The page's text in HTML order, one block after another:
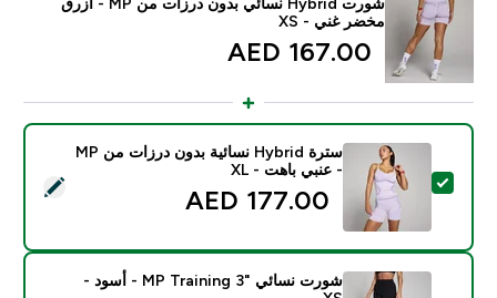
مخضر غني - XS
167.00 AED‎
تحديد هذا المنتج - سترة Hybrid نسائية بدون درزات من MP - عنبي باهت - XL
سترة Hybrid نسائية بدون درزات من MP
- عنبي باهت - XL
177.00 AED‎
شورت نسائي "MP Training 3 - أسود -